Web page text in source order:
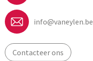
info@vaneylen.be
Contacteer ons